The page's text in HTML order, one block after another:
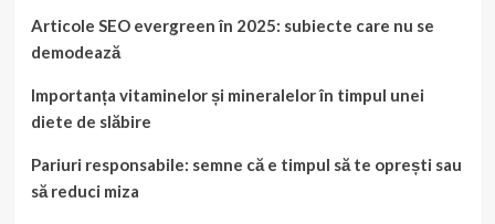
Articole SEO evergreen în 2025: subiecte care nu se
demodează
Importanța vitaminelor și mineralelor în timpul unei
diete de slăbire
Pariuri responsabile: semne că e timpul să te oprești sau
să reduci miza